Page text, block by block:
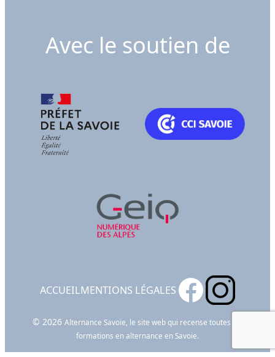
Avec le soutien de
ACCUEILMENTIONS LÉGALES
© 2026 Alternance Savoie, le site web qui recense toutes les
formations en alternance en Savoie.